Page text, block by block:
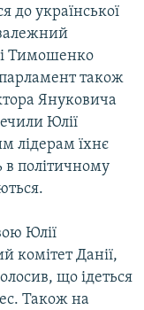
до української
Тимошенко
також
Януковича
Юлії
лідерам їхнє
в політичному
Юлії
комітет Данії,
що ідеться
Також на